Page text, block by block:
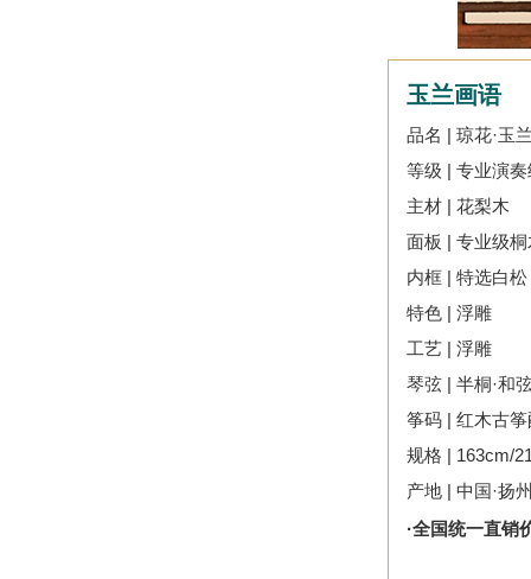
玉兰画语
品名 | 琼花·玉
等级 | 专业演奏
主材 | 花梨木
面板 | 专业级桐
内框 | 特选白松
特色 | 浮雕
工艺 | 浮雕
琴弦 | 半桐·和
筝码 | 红木古
规格 | 163cm/
产地 | 中国·扬
·全国统一直销